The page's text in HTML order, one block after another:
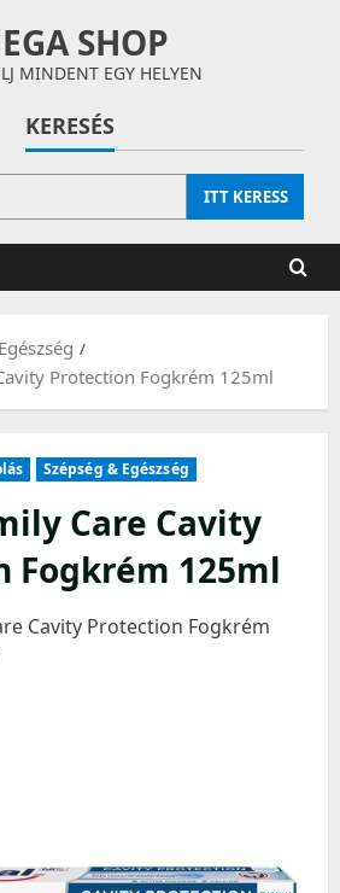
SHOP
MINDENT EGY HELYEN
KERESÉS
ITT KERESS
Protection Fogkrém 125ml
Szépség & Egészség
Care Cavity
Fogkrém 125ml
Cavity Protection Fogkrém